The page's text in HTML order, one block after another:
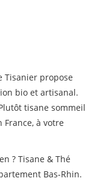
Tisanier propose
bio et artisanal.
tisane sommeil
France, à votre
? Tisane & Thé
Bas-Rhin.